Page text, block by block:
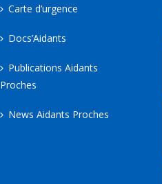
Carte d’urgence
Docs’Aidants
Publications Aidants
Proches
News Aidants Proches